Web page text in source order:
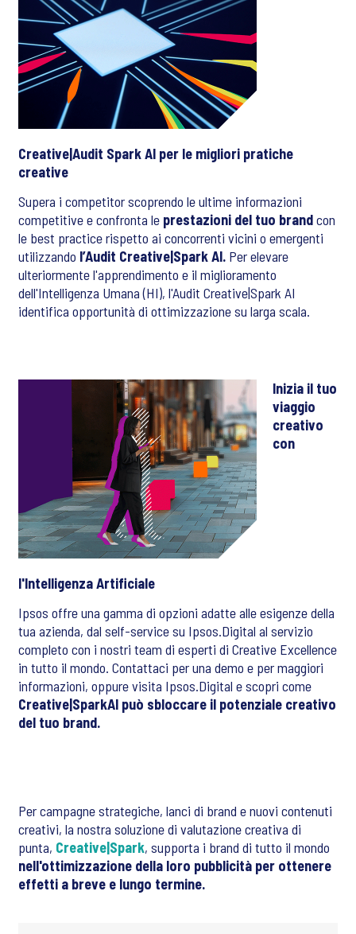
Creative|Audit Spark AI per le migliori pratiche
creative
Supera i competitor scoprendo le ultime informazioni
competitive e confronta le prestazioni del tuo brandcon
le best practice rispetto ai concorrenti vicini o emergenti
utilizzando l’Audit Creative|Spark AI. Per elevare
ulteriormente l'apprendimento e il miglioramento
dell'Intelligenza Umana (HI), l'Audit Creative|Spark AI
identifica opportunità di ottimizzazione su larga scala.
Inizia il tuo
viaggio
creativo
con
l'Intelligenza Artificiale
Ipsos offre una gamma di opzioni adatte alle esigenze della
tua azienda, dal self-service su Ipsos.Digital al servizio
completo con i nostri team di esperti di Creative Excellence
in tutto il mondo. Contattaci per una demo e per maggiori
informazioni, oppure visita Ipsos.Digital e scopri come
Creative|SparkAI può sbloccare il potenziale creativo
del tuo brand.
Per campagne strategiche, lanci di brand e nuovi contenuti
creativi, la nostra soluzione di valutazione creativa di
punta, Creative|Spark, supporta i brand di tutto il mondo
nell'ottimizzazione della loro pubblicità per ottenere
effetti a breve e lungo termine.